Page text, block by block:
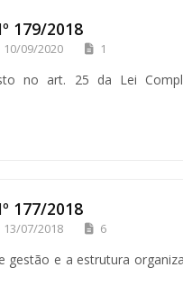
179/2018
10/09/2020 1
no art. 25 da Lei
177/2018
13/07/2018 6
gestão e a estrutura